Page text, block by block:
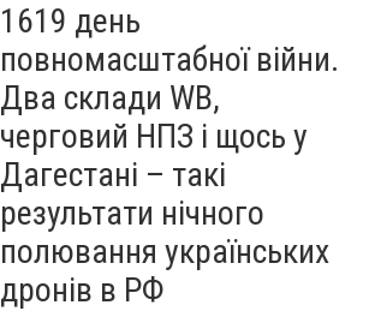
1619 день
повномасштабної війни.
Два склади WB,
черговий НПЗ і щось у
Дагестані – такі
результати нічного
полювання українських
дронів в РФ